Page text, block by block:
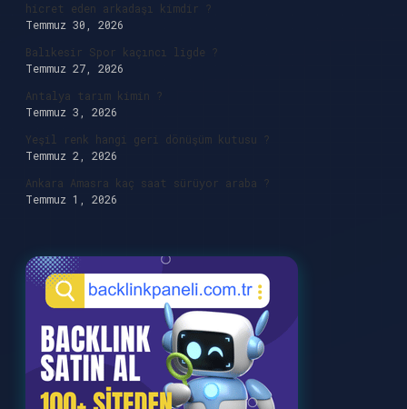
hicret eden arkadaşı kimdir ?
Temmuz 30, 2026
Balıkesir Spor kaçıncı ligde ?
Temmuz 27, 2026
Antalya tarım kimin ?
Temmuz 3, 2026
Yeşil renk hangi geri dönüşüm kutusu ?
Temmuz 2, 2026
Ankara Amasra kaç saat sürüyor araba ?
Temmuz 1, 2026